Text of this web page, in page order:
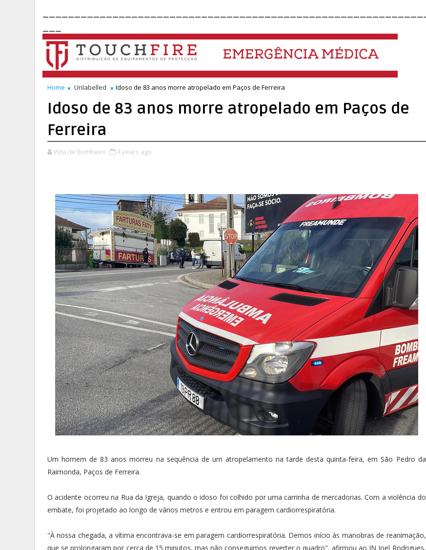
Home Unlabelled Idoso de 83 anos morre atropelado em Paços de Ferreira
Idoso de 83 anos morre atropelado em Paços de
Ferreira
Vida de Bombeiro 4 years ago
Um homem de 83 anos morreu na sequência de um atropelamento na tarde desta quinta-feira, em São Pedro da
Raimonda, Paços de Ferreira.
O acidente ocorreu na Rua da Igreja, quando o idoso foi colhido por uma carrinha de mercadorias. Com a violência do
embate, foi projetado ao longo de vários metros e entrou em paragem cardiorrespiratória.
"À nossa chegada, a vítima encontrava-se em paragem cardiorrespiratória. Demos início às manobras de reanimação,
que se prolongaram por cerca de 15 minutos, mas não conseguimos reverter o quadro", afirmou ao JN Joel Rodrigues,